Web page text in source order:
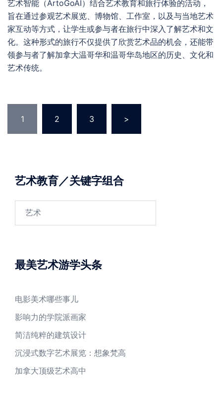
艺术智能（ArtoGoAI）结合艺术教育和旅行体验的活动，
旨在通过参观艺术展览、博物馆、工作室，以及与当地艺术
家互动等方式，让学生或参与者在旅行中深入了解艺术和文
化。这种形式的旅行不仅提供了欣赏艺术品的机会，还能带
领参与者了解加拿大温哥华和温哥华岛地区的历史、文化和
艺术传统。
navigation
1 2 3 >
艺术教育／关键字组合
Search
最美艺术游学头条
电影美术哪些事儿
影响力的学院派画家
简洁纯粹的建筑设计
沉浸式数字艺术展览：想象梵高
加拿大顶级艺术高中